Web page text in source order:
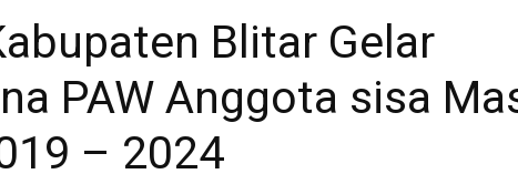
Blitar Gelar
PAW Anggota sisa
– 2024